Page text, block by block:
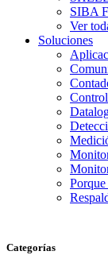
SIBA
Ver
Soluciones
Categorías